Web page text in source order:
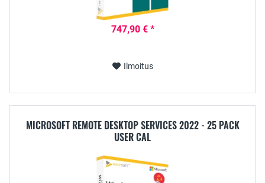
747,90 € *
Ilmoitus
MICROSOFT REMOTE DESKTOP SERVICES 2022 - 25 PACK
USER CAL